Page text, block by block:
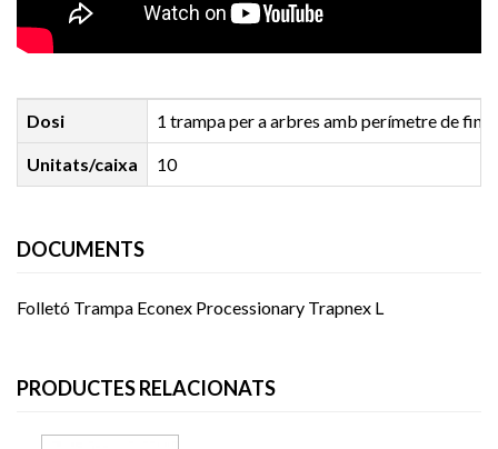
Dosi 1 trampa per a arbres amb perímetre de fins
Unitats/caixa 10
DOCUMENTS
Folletó Trampa Econex Processionary Trapnex L
PRODUCTES RELACIONATS